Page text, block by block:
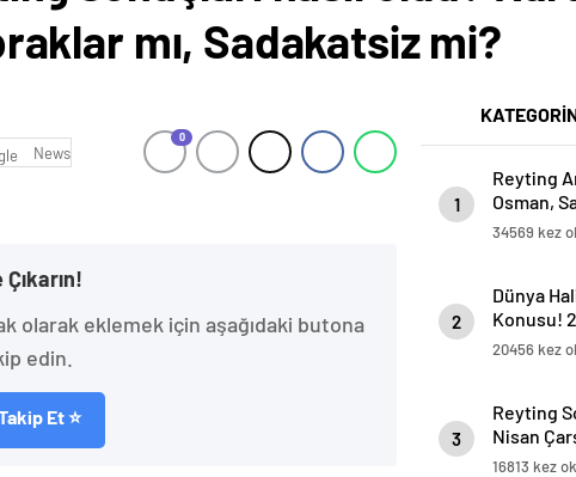
mı, Sadakatsiz mi?
News
0
olarak eklemek için aşağıdaki butona
edin.
Et ⭐
1
Reyting
Osman,
Hayatım
34569 kez
2
Dünya
Konusu!
reyting
20456 kez
3
Reyting
Nisan
Listesi
16813 kez